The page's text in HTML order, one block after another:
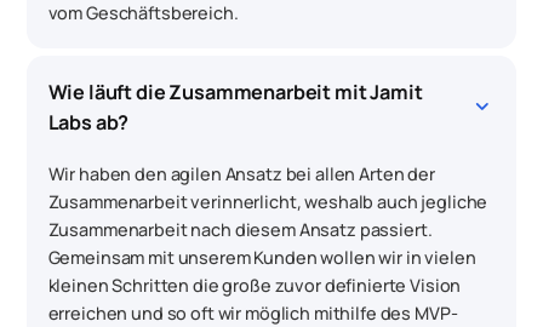
vom Geschäftsbereich.
Wie läuft die Zusammenarbeit mit Jamit
Labs ab?
keyboard_arrow_down
Wir haben den agilen Ansatz bei allen Arten der
Zusammenarbeit verinnerlicht, weshalb auch jegliche
Zusammenarbeit nach diesem Ansatz passiert.
Gemeinsam mit unserem Kunden wollen wir in vielen
kleinen Schritten die große zuvor definierte Vision
erreichen und so oft wir möglich mithilfe des MVP-